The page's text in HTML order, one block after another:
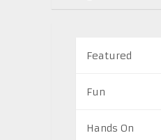
Featured
Fun
Hands On